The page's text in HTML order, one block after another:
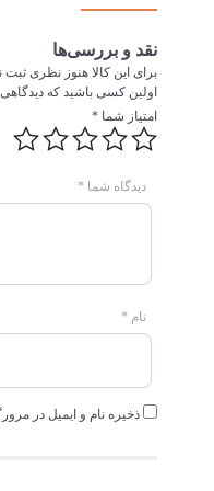
نقد و بررسی‌ها
برای این کالا هنوز نظری
اولین کسی باشید که
امتیاز شما *
دیدگاه شما *
نام *
ذخیره نام و ایمیل در